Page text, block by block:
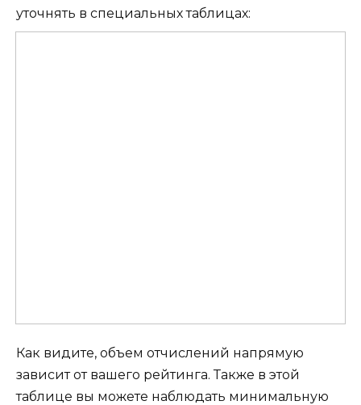
уточнять в специальных таблицах:
Как видите, объем отчислений напрямую
зависит от вашего рейтинга. Также в этой
таблице вы можете наблюдать минимальную